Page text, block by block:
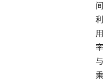
间
利
用
率
与
乘